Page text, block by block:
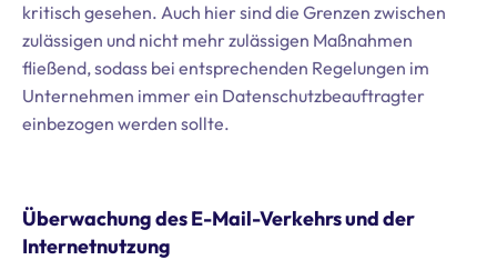
kritisch gesehen. Auch hier sind die Grenzen zwischen
zulässigen und nicht mehr zulässigen Maßnahmen
fließend, sodass bei entsprechenden Regelungen im
Unternehmen immer ein Datenschutzbeauftragter
einbezogen werden sollte.
Überwachung des E-Mail-Verkehrs und der
Internetnutzung